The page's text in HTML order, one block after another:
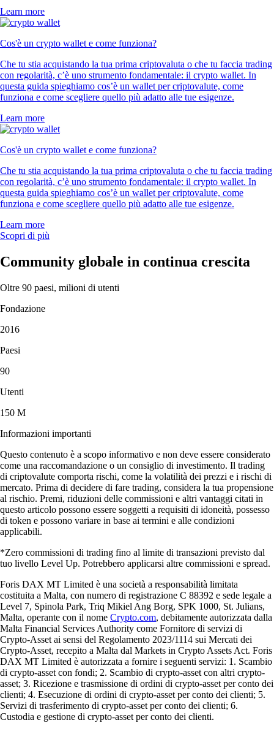
Learn more
Cos'è un crypto wallet e come funziona?
Che tu stia acquistando la tua prima criptovaluta o che tu faccia trading
con regolarità, c’è uno strumento fondamentale: il crypto wallet. In
questa guida spieghiamo cos’è un wallet per criptovalute, come
funziona e come scegliere quello più adatto alle tue esigenze.
Learn more
Cos'è un crypto wallet e come funziona?
Che tu stia acquistando la tua prima criptovaluta o che tu faccia trading
con regolarità, c’è uno strumento fondamentale: il crypto wallet. In
questa guida spieghiamo cos’è un wallet per criptovalute, come
funziona e come scegliere quello più adatto alle tue esigenze.
Learn more
Scopri di più
Community globale in continua crescita
Oltre 90 paesi, milioni di utenti
Fondazione
2016
Paesi
90
Utenti
150 M
Informazioni importanti
Questo contenuto è a scopo informativo e non deve essere considerato
come una raccomandazione o un consiglio di investimento. Il trading
di criptovalute comporta rischi, come la volatilità dei prezzi e i rischi di
mercato. Prima di decidere di fare trading, considera la tua propensione
al rischio. Premi, riduzioni delle commissioni e altri vantaggi citati in
questo articolo possono essere soggetti a requisiti di idoneità, possesso
di token e possono variare in base ai termini e alle condizioni
applicabili.
*Zero commissioni di trading fino al limite di transazioni previsto dal
tuo livello Level Up. Potrebbero applicarsi altre commissioni e spread.
Foris DAX MT Limited è una società a responsabilità limitata
costituita a Malta, con numero di registrazione C 88392 e sede legale a
Level 7, Spinola Park, Triq Mikiel Ang Borg, SPK 1000, St. Julians,
Malta, operante con il nome Crypto.com, debitamente autorizzata dalla
Malta Financial Services Authority come Fornitore di servizi di
Crypto-Asset ai sensi del Regolamento 2023/1114 sui Mercati dei
Crypto-Asset, recepito a Malta dal Markets in Crypto Assets Act. Foris
DAX MT Limited è autorizzata a fornire i seguenti servizi: 1. Scambio
di crypto-asset con fondi; 2. Scambio di crypto-asset con altri crypto-
asset; 3. Ricezione e trasmissione di ordini di crypto-asset per conto dei
clienti; 4. Esecuzione di ordini di crypto-asset per conto dei clienti; 5.
Servizi di trasferimento di crypto-asset per conto dei clienti; 6.
Custodia e gestione di crypto-asset per conto dei clienti.